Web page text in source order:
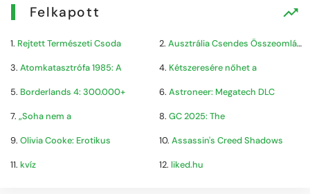
Felkapott
1. Rejtett Természeti Csoda 2. Ausztrália Csendes Összeomlása
3. Atomkatasztrófa 1985: A 4. Kétszeresére nőhet a
5. Borderlands 4: 300.000+ 6. Astroneer: Megatech DLC
7. „Soha nem a 8. GC 2025: The
9. Olivia Cooke: Erotikus 10. Assassin's Creed Shadows
11. kvíz 12. liked.hu